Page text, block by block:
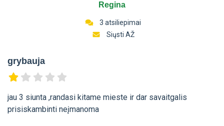
Regina
3 atsiliepimai
Siųsti AŽ
grybauja
jau 3 siunta ,randasi kitame mieste ir dar savaitgalis
prisiskambinti neįmanoma